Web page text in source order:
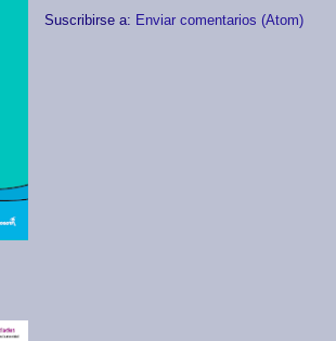
Suscribirse a: Enviar comentarios (Atom)